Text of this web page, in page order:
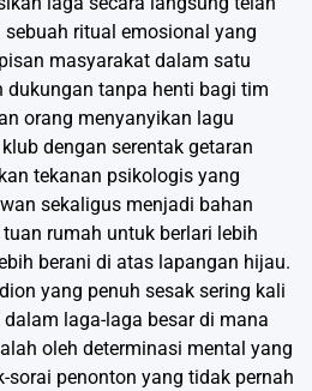
ritual emosional yang
masyarakat dalam satu
tanpa henti bagi tim
orang menyanyikan lagu
dengan serentak getaran
tekanan psikologis yang
sekaligus menjadi bahan
rumah untuk berlari lebih
berani di atas lapangan hijau.
yang penuh sesak sering kali
laga-laga besar di mana
oleh determinasi mental yang
sorai penonton yang tidak pernah